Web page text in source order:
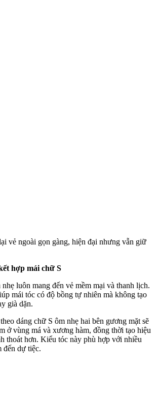
vẻ ngoài gọn gàng, hiện đại nhưng vẫn giữ
hợp mái chữ S
luôn mang đến vẻ mềm mại và thanh lịch.
mái tóc có độ bồng tự nhiên mà không tạo
già dặn.
dáng chữ S ôm nhẹ hai bên gương mặt sẽ
ở vùng má và xương hàm, đồng thời tạo hiệu
thoát hơn. Kiểu tóc này phù hợp với nhiều
đến dự tiệc.